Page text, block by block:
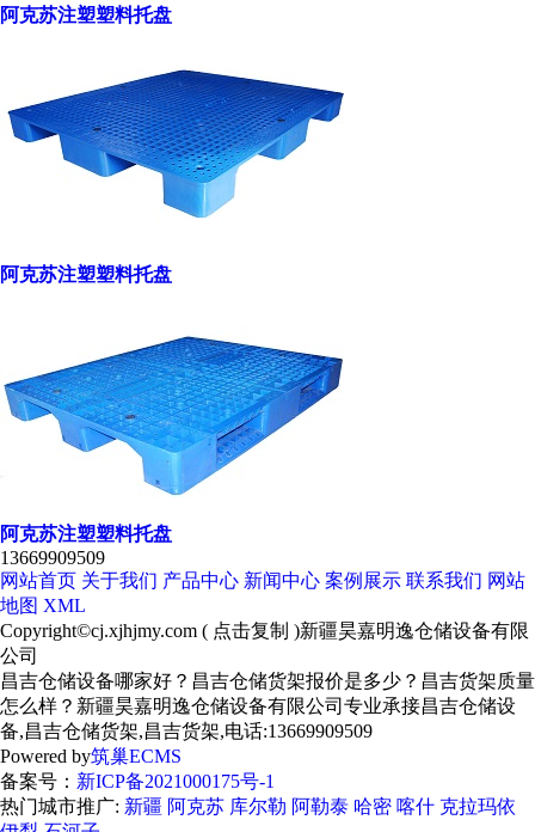
阿克苏注塑塑料托盘
阿克苏注塑塑料托盘
阿克苏注塑塑料托盘
13669909509
网站首页 关于我们 产品中心 新闻中心 案例展示 联系我们 网站
地图 XML
Copyright©cj.xjhjmy.com ( 点击复制 )新疆昊嘉明逸仓储设备有限
公司
昌吉仓储设备哪家好？昌吉仓储货架报价是多少？昌吉货架质量
怎么样？新疆昊嘉明逸仓储设备有限公司专业承接昌吉仓储设
备,昌吉仓储货架,昌吉货架,电话:13669909509
Powered by筑巢ECMS
备案号： 新ICP备2021000175号-1
热门城市推广: 新疆 阿克苏 库尔勒 阿勒泰 哈密 喀什 克拉玛依